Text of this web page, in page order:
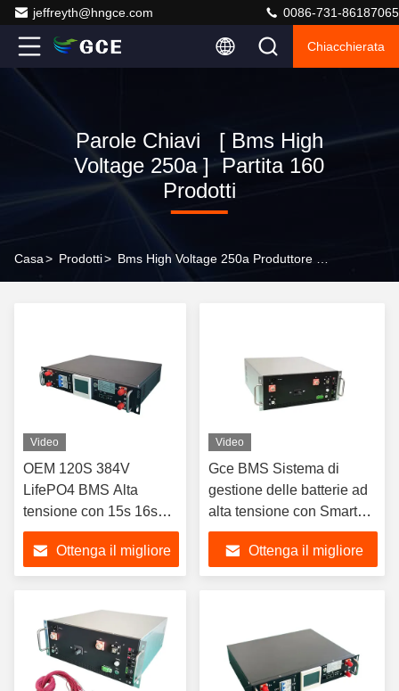
jeffreyth@hngce.com 0086-731-86187065
Chiacchierata
Parole Chiavi [ Bms High
Voltage 250a ] Partita 160
Prodotti
Casa> Prodotti>
Video
OEM 120S 384V
LifePO4 BMS Alta
tensione con 15s 16s
Slave BMU
Ottenga il migliore
Video
Gce BMS Sistema di
gestione delle batterie ad
alta tensione con Smart
Bms 240s Bms 768v 250a
4u Master Rbms
Ottenga il migliore